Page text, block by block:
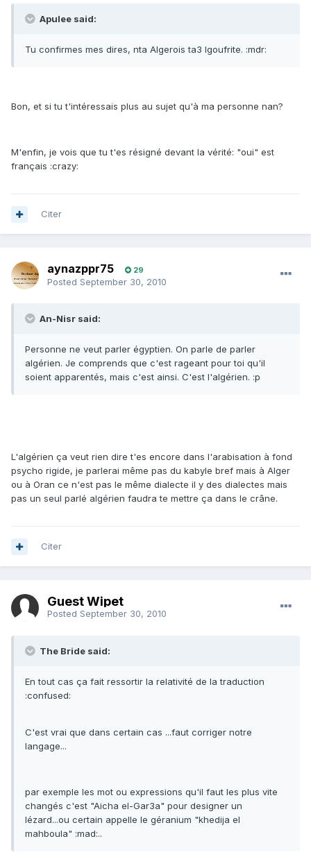
Apulee said:
Tu confirmes mes dires, nta Algerois ta3 lgoufrite. :mdr:
Bon, et si tu t'intéressais plus au sujet qu'à ma personne nan?
M'enfin, je vois que tu t'es résigné devant la vérité: "oui" est
français :crazy:
Citer
aynazppr75 29
Posted September 30, 2010
An-Nisr said:
Personne ne veut parler égyptien. On parle de parler
algérien. Je comprends que c'est rageant pour toi qu'il
soient apparentés, mais c'est ainsi. C'est l'algérien. :p
L'algérien ça veut rien dire t'es encore dans l'arabisation à fond
psycho rigide, je parlerai même pas du kabyle bref mais à Alger
ou à Oran ce n'est pas le même dialecte il y des dialectes mais
pas un seul parlé algérien faudra te mettre ça dans le crâne.
Citer
Guest Wipet
Posted September 30, 2010
The Bride said:
En tout cas ça fait ressortir la relativité de la traduction
:confused:
C'est vrai que dans certain cas ...faut corriger notre
langage...
par exemple les mot ou expressions qu'il faut les plus vite
changés c'est "Aicha el-Gar3a" pour designer un
lézard...ou certain appelle le géranium "khedija el
mahboula" :mad:..